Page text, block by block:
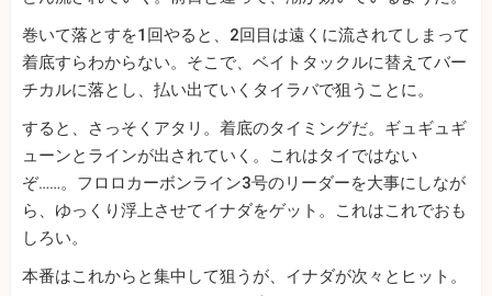
巻いて落とすを1回やると、2回目は遠くに流されてしまって
着底すらわからない。そこで、ベイトタックルに替えてバー
チカルに落とし、払い出ていくタイラバで狙うことに。
すると、さっそくアタリ。着底のタイミングだ。ギュギュギ
ューンとラインが出されていく。これはタイではない
ぞ……。フロロカーボンライン3号のリーダーを大事にしなが
ら、ゆっくり浮上させてイナダをゲット。これはこれでおも
しろい。
本番はこれからと集中して狙うが、イナダが次々とヒット。